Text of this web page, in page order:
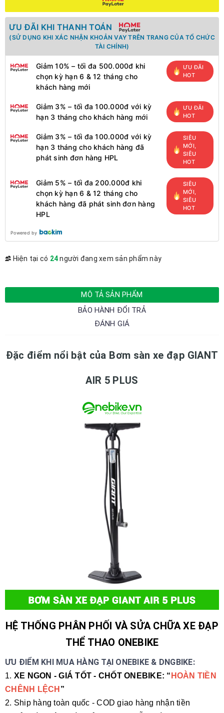
ƯU ĐÃI KHI THANH TOÁN
(SỬ DỤNG KHI XÁC NHẬN KHOẢN VAY TRÊN TRANG CỦA TỔ CHỨC
TÀI CHÍNH)
Giảm 10% – tối đa 500.000đ khi
chọn kỳ hạn 6 & 12 tháng cho
khách hàng mới
ƯU ĐÃI
HOT
Giảm 3% – tối đa 100.000đ với kỳ
hạn 3 tháng cho khách hàng mới
ƯU ĐÃI
HOT
Giảm 3% – tối đa 100.000đ với kỳ
hạn 3 tháng cho khách hàng đã
phát sinh đơn hàng HPL
SIÊU
MỚI,
SIÊU
HOT
Giảm 5% – tối đa 200.000đ khi
chọn kỳ hạn 6 & 12 tháng cho
khách hàng đã phát sinh đơn hàng
HPL
SIÊU
MỚI,
SIÊU
HOT
Powered by
Hiện tại có 24người đang xem sản phẩm này
MÔ TẢ SẢN PHẨM
BẢO HÀNH ĐỔI TRẢ
ĐÁNH GIÁ
Đặc điểm nổi bật của Bơm sàn xe đạp GIANT
AIR 5 PLUS
HỆ THỐNG PHÂN PHỐI VÀ SỬA CHỮA XE ĐẠP
THỂ THAO ONEBIKE
ƯU ĐIỂM KHI MUA HÀNG TẠI ONEBIKE & DNGBIKE:
1. XE NGON - GIÁ TỐT - CHỐT ONEBIKE: “ HOÀN TIỀN
CHÊNH LỆCH ”
2. Ship hàng toàn quốc - COD giao hàng nhận tiền